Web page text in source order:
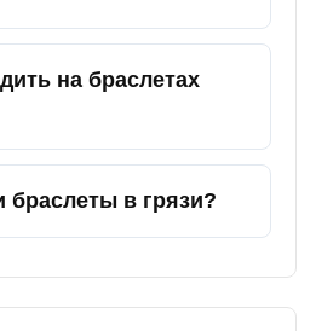
на браслетах
браслеты в грязи?